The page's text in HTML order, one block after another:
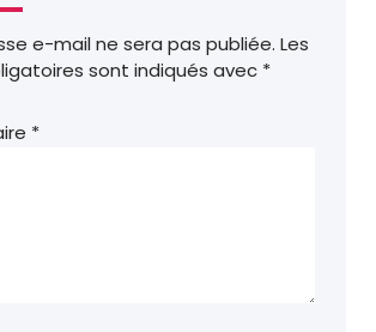
e-mail ne sera pas publiée. Les
sont indiqués avec *
*